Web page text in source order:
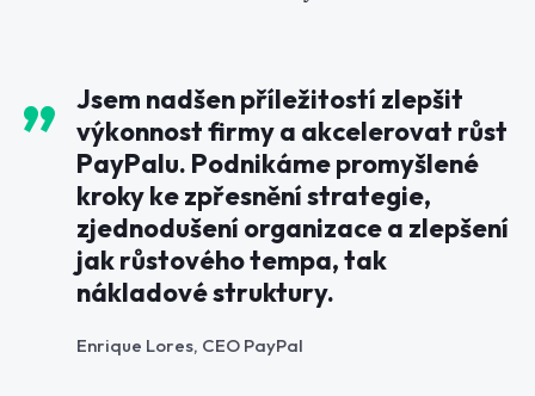
Jsem nadšen příležitostí zlepšit
výkonnost firmy a akcelerovat růst
PayPalu. Podnikáme promyšlené
kroky ke zpřesnění strategie,
zjednodušení organizace a zlepšení
jak růstového tempa, tak
nákladové struktury.
Enrique Lores, CEO PayPal